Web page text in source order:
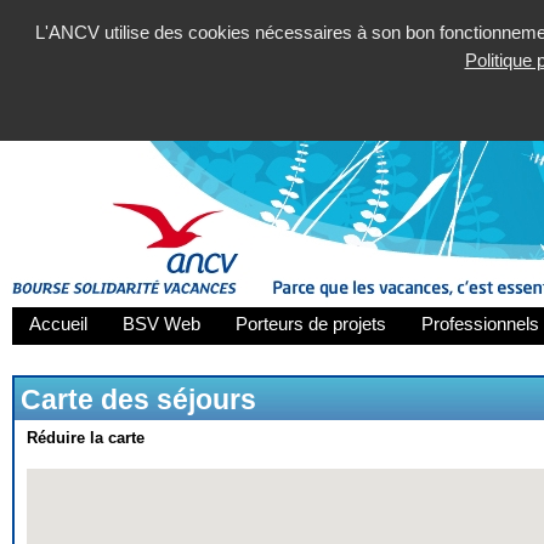
L'ANCV utilise des cookies nécessaires à son bon
Politique
Accueil BSV Web Porteurs de projets
Carte des séjours
Réduire la carte